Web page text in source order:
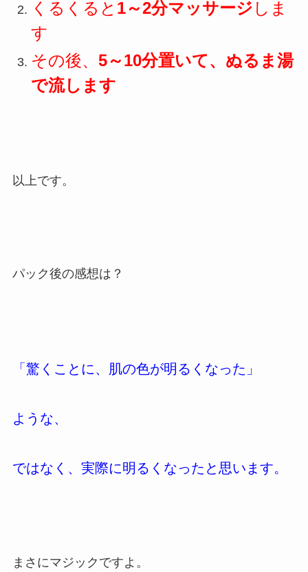
くるくると 1～2分マッサージ しま
す
その後、 5～10分置いて、ぬるま湯
で流します
以上です。
パック後の感想は？
「驚くことに、肌の色が明るくなった」
ような、
ではなく、実際に明るくなったと思います。
まさにマジックですよ。